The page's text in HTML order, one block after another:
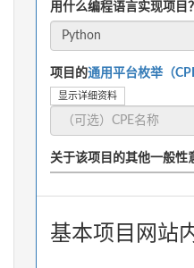
用什么编程语言实现项目？
项目的通用平台枚举（
显示详细资料
关于该项目的其他一般性
基本项目网站